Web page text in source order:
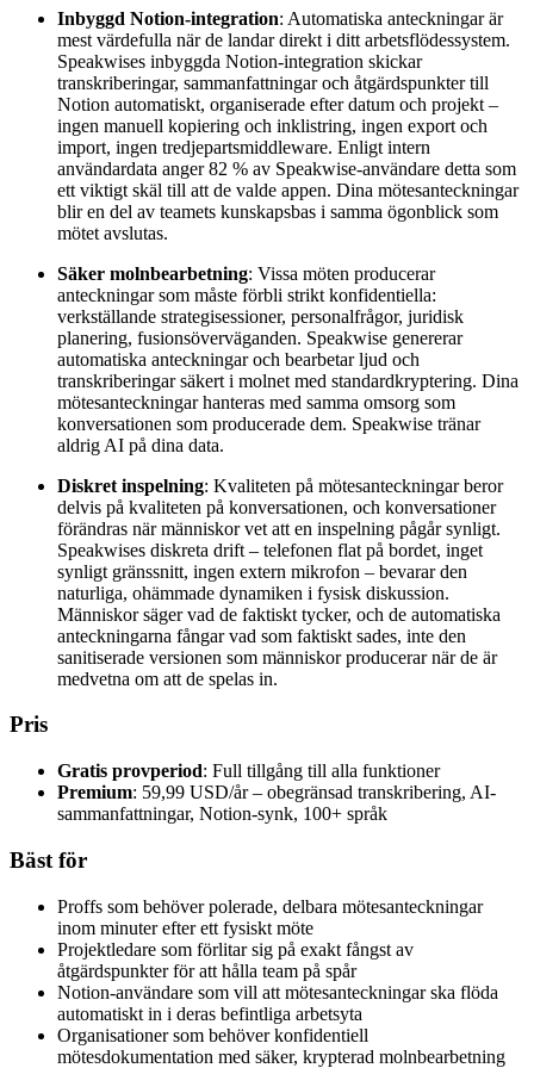
Inbyggd Notion-integration: Automatiska anteckningar är
mest värdefulla när de landar direkt i ditt arbetsflödessystem.
Speakwises inbyggda Notion-integration skickar
transkriberingar, sammanfattningar och åtgärdspunkter till
Notion automatiskt, organiserade efter datum och projekt –
ingen manuell kopiering och inklistring, ingen export och
import, ingen tredjepartsmiddleware. Enligt intern
användardata anger 82 % av Speakwise-användare detta som
ett viktigt skäl till att de valde appen. Dina mötesanteckningar
blir en del av teamets kunskapsbas i samma ögonblick som
mötet avslutas.
Säker molnbearbetning: Vissa möten producerar
anteckningar som måste förbli strikt konfidentiella:
verkställande strategisessioner, personalfrågor, juridisk
planering, fusionsöverväganden. Speakwise genererar
automatiska anteckningar och bearbetar ljud och
transkriberingar säkert i molnet med standardkryptering. Dina
mötesanteckningar hanteras med samma omsorg som
konversationen som producerade dem. Speakwise tränar
aldrig AI på dina data.
Diskret inspelning: Kvaliteten på mötesanteckningar beror
delvis på kvaliteten på konversationen, och konversationer
förändras när människor vet att en inspelning pågår synligt.
Speakwises diskreta drift – telefonen flat på bordet, inget
synligt gränssnitt, ingen extern mikrofon – bevarar den
naturliga, ohämmade dynamiken i fysisk diskussion.
Människor säger vad de faktiskt tycker, och de automatiska
anteckningarna fångar vad som faktiskt sades, inte den
sanitiserade versionen som människor producerar när de är
medvetna om att de spelas in.
Pris
Gratis provperiod: Full tillgång till alla funktioner
Premium: 59,99 USD/år – obegränsad transkribering, AI-
sammanfattningar, Notion-synk, 100+ språk
Bäst för
Proffs som behöver polerade, delbara mötesanteckningar
inom minuter efter ett fysiskt möte
Projektledare som förlitar sig på exakt fångst av
åtgärdspunkter för att hålla team på spår
Notion-användare som vill att mötesanteckningar ska flöda
automatiskt in i deras befintliga arbetsyta
Organisationer som behöver konfidentiell
mötesdokumentation med säker, krypterad molnbearbetning